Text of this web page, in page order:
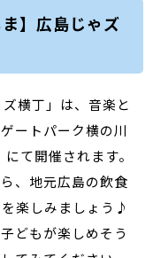
】広島じゃズ
横丁」は、音楽と
ートパーク横の川
て開催されます。
、地元広島の飲食
楽しみましょう♪
どもが楽しめそう